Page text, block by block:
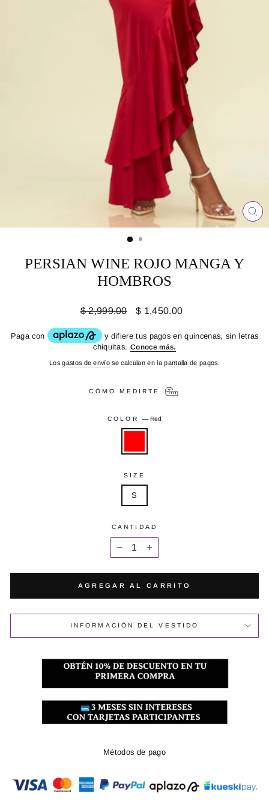
PERSIAN WINE ROJO MANGA Y
HOMBROS
Precio
$ 2,999.00
Precio
$ 1,450.00
Losgastos de envío se calculan en la pantalla de pagos.
CÓMO MEDIRTE
COLOR —Red
SIZE
S
CANTIDAD
+
AGREGAR AL CARRITO
INFORMACIÓN DEL VESTIDO
Métodos de pago